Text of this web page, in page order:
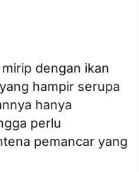
dengan ikan
hampir serupa
hanya
perlu
pemancar yang